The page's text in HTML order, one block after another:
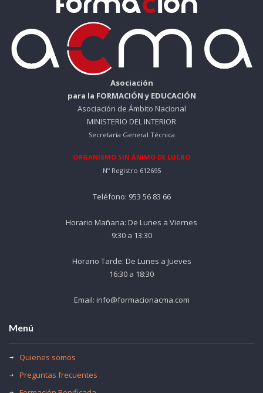
Asociación
para la FORMACIÓN y EDUCACIÓN
Asociación de Ámbito Nacional
MINISTERIO DEL INTERIOR
Secretaría General Técnica
ORGANISMO SIN ÁNIMO DE LUCRO
Nº Registro 612695
Teléfono: 953 56 83 66
Horario Mañana: De Lunes a Viernes
9:30 a 13:30
Horario Tarde: De Lunes a Jueves
16:30 a 18:30
Email: info@formacionacma.com
Menú
Quienes somos
Preguntas frecuentes